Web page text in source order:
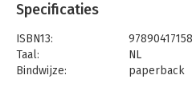
te maken, koesterden velen het
Dekolonisatieoorlog en hun leven
voor Nederland - het land dat
voelde zich verraden, een gevoel
Specificaties
ISBN13:
Taal:
NL
Bindwijze:
paperback